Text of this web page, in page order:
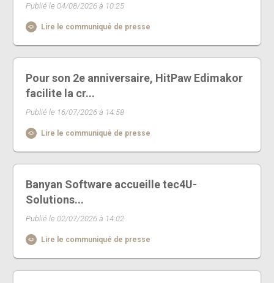
Publié le 04/08/2026 à 10:25
Lire le communiqué de presse
Pour son 2e anniversaire, HitPaw Edimakor
facilite la cr...
Publié le 16/07/2026 à 14:58
Lire le communiqué de presse
Banyan Software accueille tec4U-
Solutions...
Publié le 02/07/2026 à 14:02
Lire le communiqué de presse